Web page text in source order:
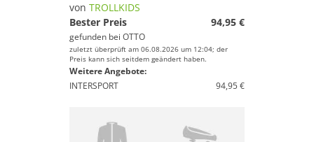
von TROLLKIDS
Bester Preis
94,95 €
gefunden bei OTTO
zuletzt überprüft am 06.08.2026 um 12:04; der
Preis kann sich seitdem geändert haben.
Weitere Angebote:
INTERSPORT
94,95 €